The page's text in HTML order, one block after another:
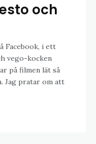
och
Facebook, i ett
vego-kocken
på filmen lät så
Jag pratar om att